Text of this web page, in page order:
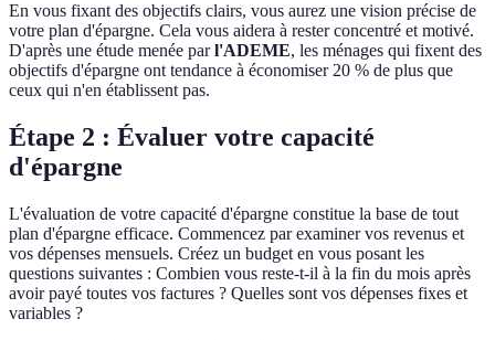
En vous fixant des objectifs clairs, vous aurez une vision précise de
votre plan d'épargne. Cela vous aidera à rester concentré et motivé.
D'après une étude menée parl'ADEME, les ménages qui fixent des
objectifs d'épargne ont tendance à économiser 20 % de plus que
ceux qui n'en établissent pas.
Étape 2 : Évaluer votre capacité
d'épargne
L'évaluation de votre capacité d'épargne constitue la base de tout
plan d'épargne efficace. Commencez par examiner vos revenus et
vos dépenses mensuels. Créez un budget en vous posant les
questions suivantes : Combien vous reste-t-il à la fin du mois après
avoir payé toutes vos factures ? Quelles sont vos dépenses fixes et
variables ?